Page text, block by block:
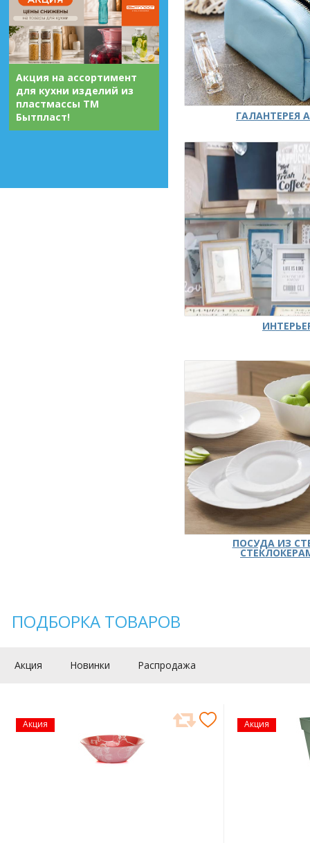
Акция на ассортимент
для кухни изделий из
пластмассы ТМ
Бытпласт!
ГАЛАНТЕРЕЯ
ПОСУДА ИЗ
ПОДБОРКА ТОВАРОВ
Акция Новинки Распродажа
Акция Акция